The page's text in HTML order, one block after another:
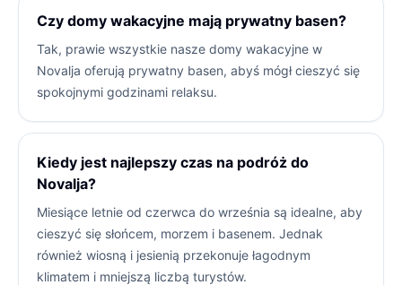
Czy domy wakacyjne mają prywatny basen?
Tak, prawie wszystkie nasze domy wakacyjne w
Novalja oferują prywatny basen, abyś mógł cieszyć się
spokojnymi godzinami relaksu.
Kiedy jest najlepszy czas na podróż do
Novalja?
Miesiące letnie od czerwca do września są idealne, aby
cieszyć się słońcem, morzem i basenem. Jednak
również wiosną i jesienią przekonuje łagodnym
klimatem i mniejszą liczbą turystów.